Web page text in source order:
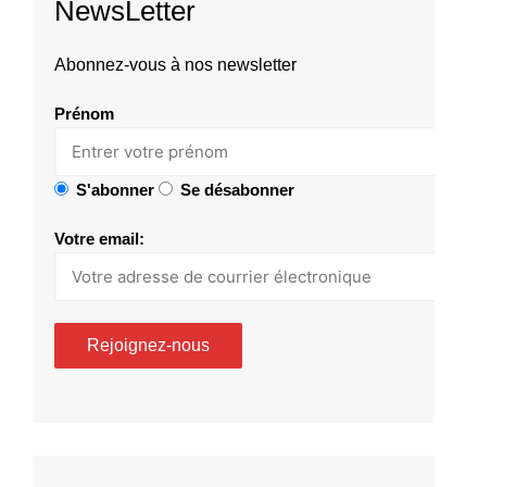
NewsLetter
Abonnez-vous à nos newsletter
Prénom
S'abonner Se désabonner
Votre email: